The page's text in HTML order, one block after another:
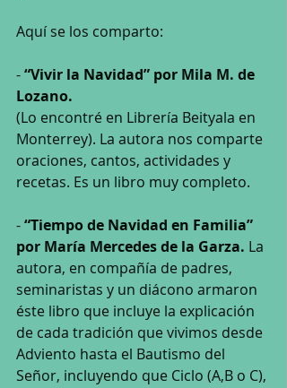
Aquí se los comparto:
- “Vivir la Navidad” por Mila M. de
Lozano.
(Lo encontré en Librería Beityala en
Monterrey). La autora nos comparte
oraciones, cantos, actividades y
recetas. Es un libro muy completo.
- “Tiempo de Navidad en Familia”
por María Mercedes de la Garza. La
autora, en compañía de padres,
seminaristas y un diácono armaron
éste libro que incluye la explicación
de cada tradición que vivimos desde
Adviento hasta el Bautismo del
Señor, incluyendo que Ciclo (A,B o C),